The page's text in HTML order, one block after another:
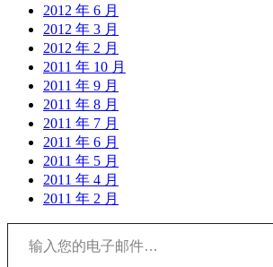
2012 年 6 月
2012 年 3 月
2012 年 2 月
2011 年 10 月
2011 年 9 月
2011 年 8 月
2011 年 7 月
2011 年 6 月
2011 年 5 月
2011 年 4 月
2011 年 2 月
输入您的电子邮件…